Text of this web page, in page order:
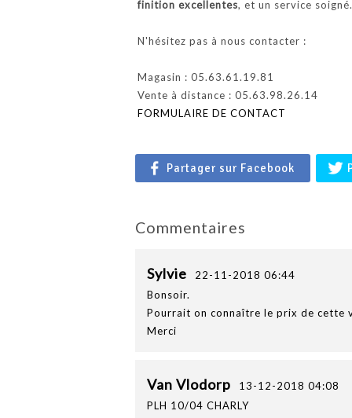
finition excellentes, et un service soigné.
N'hésitez pas à nous contacter :
Magasin : 05.63.61.19.81
Vente à distance : 05.63.98.26.14
FORMULAIRE DE CONTACT
Partager sur Facebook
Commentaires
Sylvie 22-11-2018 06:44
Bonsoir.
Pourrait on connaître le prix de cette
Merci
Van Vlodorp 13-12-2018 04:08
PLH 10/04 CHARLY